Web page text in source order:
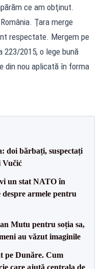
ce am obţinut.
Ţara merge
respectate. Mergem pe
2015, o lege bună
din nou aplicată în forma
doi bărbați, suspectați
Vučić
un stat NATO în
despre armele pentru
Mutu pentru soția sa,
au văzut imaginile
pe Dunăre. Cum
care ajută centrala de